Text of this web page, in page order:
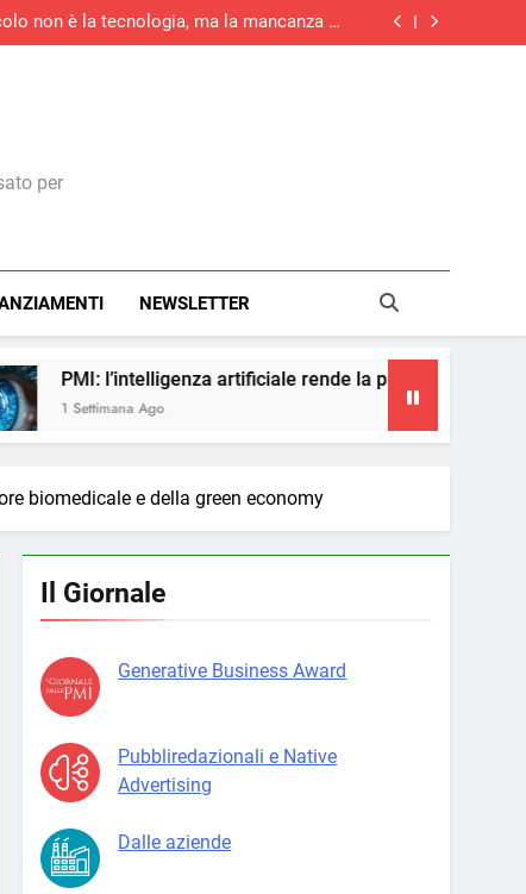
competenze
italiano registra la maggiore crescita
di nuovi ordini di quest’anno
maggiore crescita dell’attività economica
italiano registra la maggiore crescita
maggiore crescita dell’attività economica
per
NEWSLETTER
artificiale rende la pubblicità più accessibile
biomedicale e della green economy
Il Giornale
Generative Business Award
Pubbliredazionali e Native
Advertising
Dalle aziende